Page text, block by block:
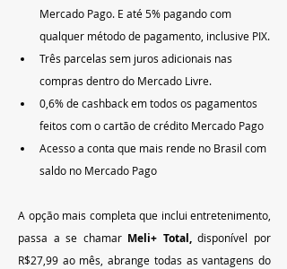
Mercado Pago. E até 5% pagando com
qualquer método de pagamento, inclusive PIX.
Três parcelas sem juros adicionais nas
compras dentro do Mercado Livre.
0,6% de cashback em todos os pagamentos
feitos com o cartão de crédito Mercado Pago
Acesso a conta que mais rende no Brasil com
saldo no Mercado Pago
A opção mais completa que inclui entretenimento,
passa a se chamar Meli+ Total, disponível por
R$27,99 ao mês, abrange todas as vantagens do